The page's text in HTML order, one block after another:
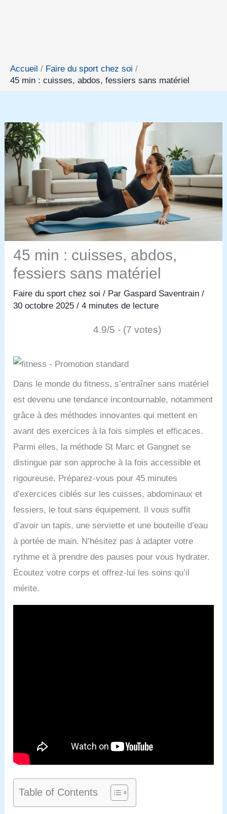
Accueil
Faire du sport chez soi
45 min : cuisses, abdos, fessiers sans matériel
45 min : cuisses, abdos,
fessiers sans matériel
Faire du sport chez soi / ParGaspard Saventrain/
30 octobre 2025/4 minutes de lecture
4.9/5 - (7 votes)
Dans le monde du fitness, s’entraîner sans matériel
est devenu une tendance incontournable, notamment
grâce à des méthodes innovantes qui mettent en
avant des exercices à la fois simples et efficaces.
Parmi elles, la méthode St Marc et Gangnet se
distingue par son approche à la fois accessible et
rigoureuse. Préparez-vous pour 45 minutes
d’exercices ciblés sur les cuisses, abdominaux et
fessiers, le tout sans équipement. Il vous suffit
d’avoir un tapis, une serviette et une bouteille d’eau
à portée de main. N’hésitez pas à adapter votre
rythme et à prendre des pauses pour vous hydrater.
Écoutez votre corps et offrez-lui les soins qu’il
mérite.
Table of Contents